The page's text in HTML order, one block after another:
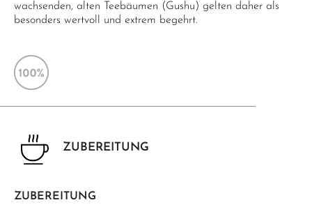
wachsenden, alten Teebäumen (Gushu) gelten daher als
besonders wertvoll und extrem begehrt.
ZUBEREITUNG
ZUBEREITUNG